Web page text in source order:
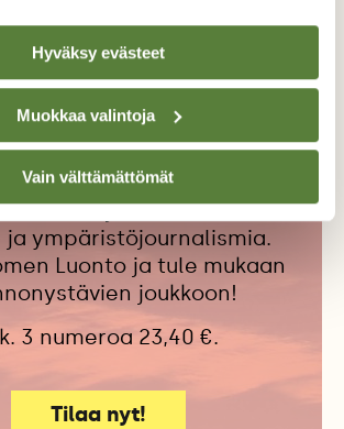
Hyväksy evästeet
Muokkaa valintoja
Vain välttämättömät
Suomen Luonto
ja asiantuntevaa
ja ympäristöjournalismia.
Luonto ja tule mukaan
joukkoon!
3 numeroa 23,40 €.
Tilaa nyt!